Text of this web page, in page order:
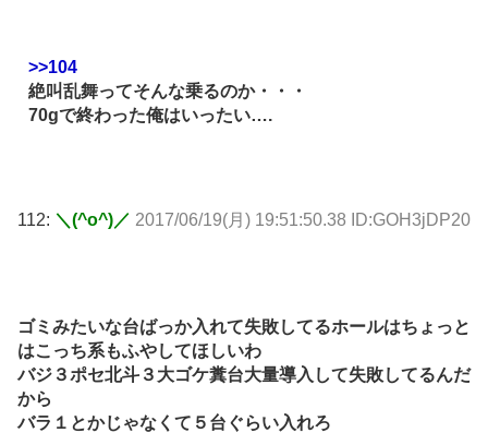
>>104
絶叫乱舞ってそんな乗るのか・・・
70gで終わった俺はいったい….
112: ＼(^o^)／ 2017/06/19(月) 19:51:50.38 ID:GOH3jDP20
ゴミみたいな台ばっか入れて失敗してるホールはちょっと
はこっち系もふやしてほしいわ
バジ３ポセ北斗３大ゴケ糞台大量導入して失敗してるんだ
から
バラ１とかじゃなくて５台ぐらい入れろ